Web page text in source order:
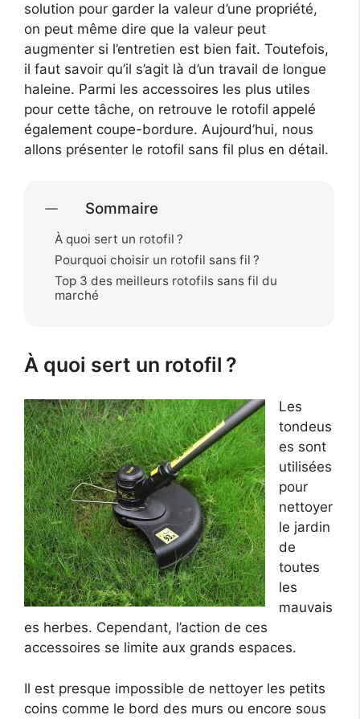
solution pour garder la valeur d’une propriété,
on peut même dire que la valeur peut
augmenter si l’entretien est bien fait. Toutefois,
il faut savoir qu’il s’agit là d’un travail de longue
haleine. Parmi les accessoires les plus utiles
pour cette tâche, on retrouve le rotofil appelé
également coupe-bordure. Aujourd’hui, nous
allons présenter le rotofil sans fil plus en détail.
Sommaire
À quoi sert un rotofil ?
Pourquoi choisir un rotofil sans fil ?
Top 3 des meilleurs rotofils sans fil du
marché
À quoi sert un rotofil ?
Les
tondeus
es sont
utilisées
pour
nettoyer
le jardin
de
toutes
les
mauvais
es herbes. Cependant, l’action de ces
accessoires se limite aux grands espaces.
Il est presque impossible de nettoyer les petits
coins comme le bord des murs ou encore sous